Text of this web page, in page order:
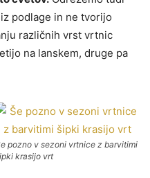
podlage in ne tvorijo
različnih vrst vrtnic
na lanskem, druge pa
pozno v sezoni vrtnice z barvitimi
krasijo vrt